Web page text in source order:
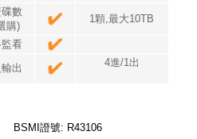
數
購)
1顆,最大10TB
看
出
4進/1出
BSMI證號: R43106